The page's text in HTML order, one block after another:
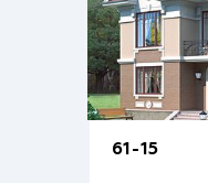
61-15